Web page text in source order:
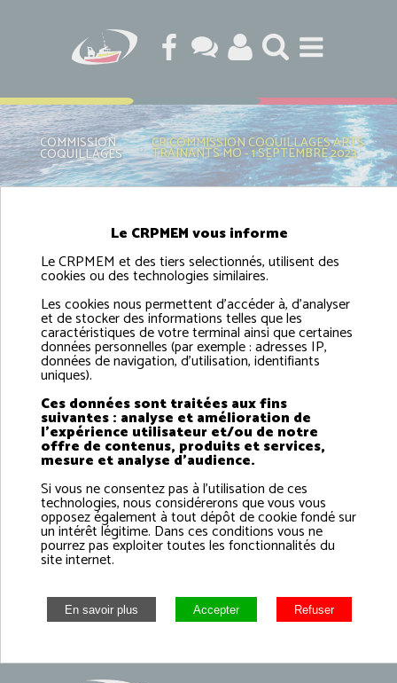
COMMISSION
COQUILLAGES › CR COMMISSION COQUILLAGES ARTS
TRAINANTS MO - 1 SEPTEMBRE 2023
CR COMMISSION COQUILLAGES ARTS
TRAINANTS MO - 1 SEPTEMBRE 2023
CR Commission Coquillages arts trainants MO - 1
Le CRPMEM vous informe
Le CRPMEM et des tiers selectionnés, utilisent des
cookies ou des technologies similaires.
Les cookies nous permettent d'accéder à, d'analyser
et de stocker des informations telles que les
caractéristiques de votre terminal ainsi que certaines
données personnelles (par exemple : adresses IP,
données de navigation, d'utilisation, identifiants
uniques).
Ces données sont traitées aux fins
suivantes : analyse et amélioration de
l'expérience utilisateur et/ou de notre
offre de contenus, produits et services,
mesure et analyse d'audience.
Si vous ne consentez pas à l'utilisation de ces
technologies, nous considérerons que vous vous
opposez également à tout dépôt de cookie fondé sur
un intérêt légitime. Dans ces conditions vous ne
pourrez pas exploiter toutes les fonctionnalités du
site internet.